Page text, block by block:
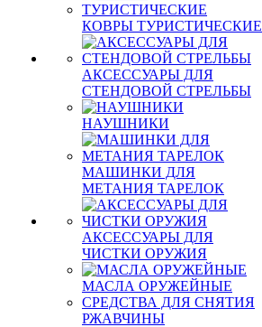
КОВРЫ ТУРИСТИЧЕСКИЕ
АКСЕССУАРЫ ДЛЯ
СТЕНДОВОЙ СТРЕЛЬБЫ
НАУШНИКИ
МАШИНКИ ДЛЯ
МЕТАНИЯ ТАРЕЛОК
АКСЕССУАРЫ ДЛЯ
ЧИСТКИ ОРУЖИЯ
МАСЛА ОРУЖЕЙНЫЕ
СРЕДСТВА ДЛЯ СНЯТИЯ
РЖАВЧИНЫ